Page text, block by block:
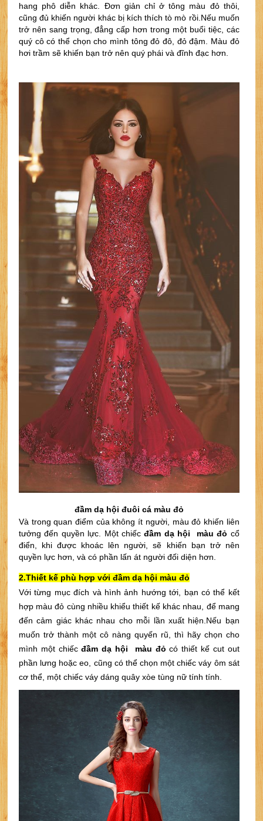
hang phô diễn khác. Đơn giản chỉ ở tông màu đỏ thôi,
cũng đủ khiến người khác bị kích thích tò mò rồi. Nếu muốn
trở nên sang trọng, đẳng cấp hơn trong một buổi tiệc, các
quý cô có thể chọn cho mình tông đỏ đô, đỏ đậm. Màu đỏ
hơi trầm sẽ khiến bạn trở nên quý phái và đĩnh đạc hơn.
đầm dạ hội đuôi cá màu đỏ
Và trong quan điểm của không ít người, màu đỏ khiến liên
tưởng đến quyền lực. Một chiếc đầm dạ hội  màu đỏ cổ
điển, khi được khoác lên người, sẽ khiến bạn trở nên
quyền lực hơn, và có phần lấn át người đối diện hơn.
2.Thiết kế phù hợp với đầm dạ hội màu đỏ
Với từng mục đích và hình ảnh hướng tới, bạn có thể kết
hợp màu đỏ cùng nhiều khiểu thiết kế khác nhau, để mang
đến cảm giác khác nhau cho mỗi lần xuất hiện. Nếu bạn
muốn trở thành một cô nàng quyến rũ, thì hãy chọn cho
mình một chiếc đầm dạ hội  màu đỏ có thiết kế cut out
phần lưng hoặc eo, cũng có thể chọn một chiếc váy ôm sát
cơ thể, một chiếc váy dáng quây xòe tùng nữ tính tính.